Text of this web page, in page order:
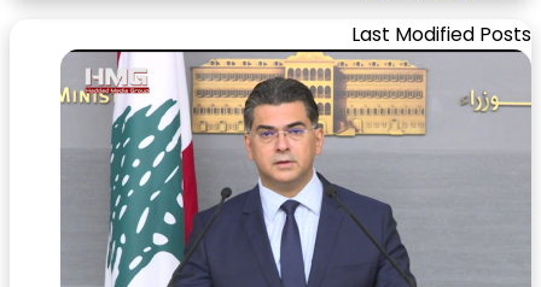
Last Modified Posts